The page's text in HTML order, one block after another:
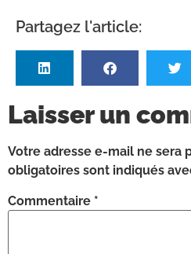
Partagez l'article:
Laisser un
Votre adresse e-mail ne sera
obligatoires sont indiqués
Commentaire *